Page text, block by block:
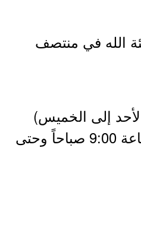
الله في منتصف
الأحد إلى الخميس)
بدوم كامل (من الساعة 9:00 صباحاً وحتى